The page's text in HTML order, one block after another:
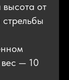
высота от
— 10